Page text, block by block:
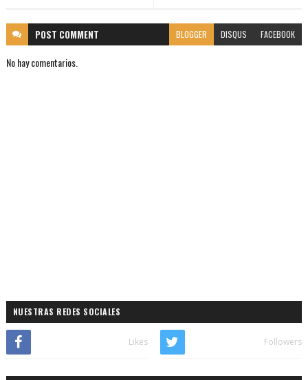
POST COMMENT BLOGGER DISQUS FACEBOOK
No hay comentarios.
NUESTRAS REDES SOCIALES
Likes Followers